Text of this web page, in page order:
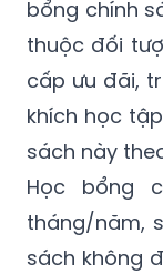
ở một ngành
Người học
bổng chính
thuộc đối
cấp ưu đãi,
khích học
sách này
Học bổng